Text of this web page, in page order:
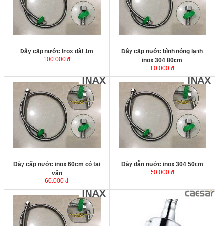
phẩm dây cấp được sản xuất từ
inox SUS304 cao cấp không bị rỉ
sét trong mọi môi trường sử dụng.
Dây cấp nước inox dài 1m
100.000 đ
rửa chén...Sản phẩm dây cấp được
sản xuất từ inox SUS304 cao cấp
không bị rỉ sét trong mọi môi trường
sử dụng.
Dây cấp nước bình nóng lạnh
inox 304 80cm
80.000 đ
Dây cấp nước inox 60cm có tai
được thiết kế 2 đầu răng trong
phi 21 dùng cấp nước cho các loại
bồn cầu, vòi lavabo, vòi rửa
chén...Sản phẩm dây cấp được sản
xuất từ inox SUS304 cao cấp
không bị rỉ sét trong mọi môi trường
sử dụng.
Dây cấp nước inox 60cm có tai
vặn
60.000 đ
Dây dẫn nước inox 304
50cm được thiết kế 2 đầu răng
trong phi 21 dùng cấp nước cho
các loại bồn cầu, vòi lavabo, vòi
rửa chén...Sản phẩm dây cấp được
sản xuất từ inox SUS304 cao cấp
không bị rỉ sét trong mọi môi trường
sử dụng.
Dây dẫn nước inox 304 50cm
50.000 đ
Dây cấp nước inox có tai vặn
40cm